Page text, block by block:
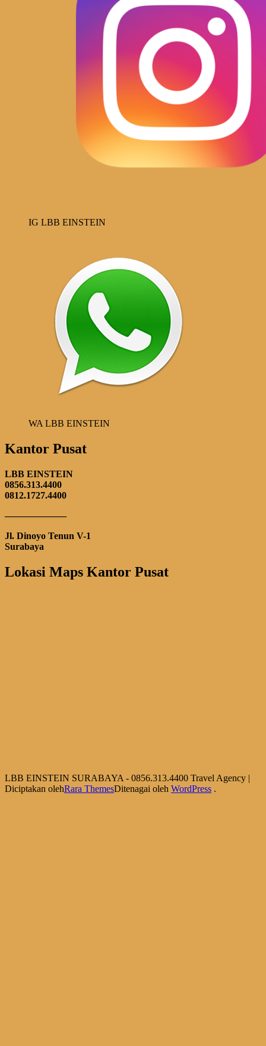
IG LBB EINSTEIN
WA LBB EINSTEIN
Kantor Pusat
LBB EINSTEIN
0856.313.4400
0812.1727.4400
——————–
Jl. Dinoyo Tenun V-1
Surabaya
Lokasi Maps Kantor Pusat
LBB EINSTEIN SURABAYA - 0856.313.4400 Travel Agency |
Diciptakan olehRara ThemesDitenagai oleh WordPress .